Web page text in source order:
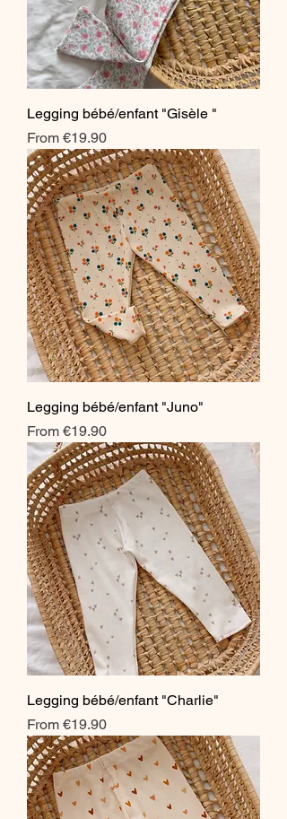
Legging bébé/enfant "Gisèle "
From €19.90
Sale Price
Legging bébé/enfant "Juno"
From €19.90
Sale Price
Legging bébé/enfant "Charlie"
From €19.90
Sale Price